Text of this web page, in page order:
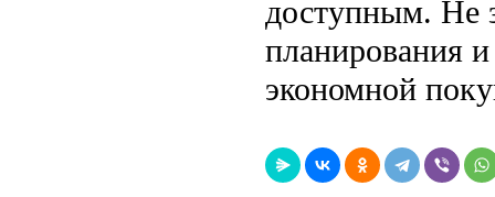
доступным. Не
планирования
экономной